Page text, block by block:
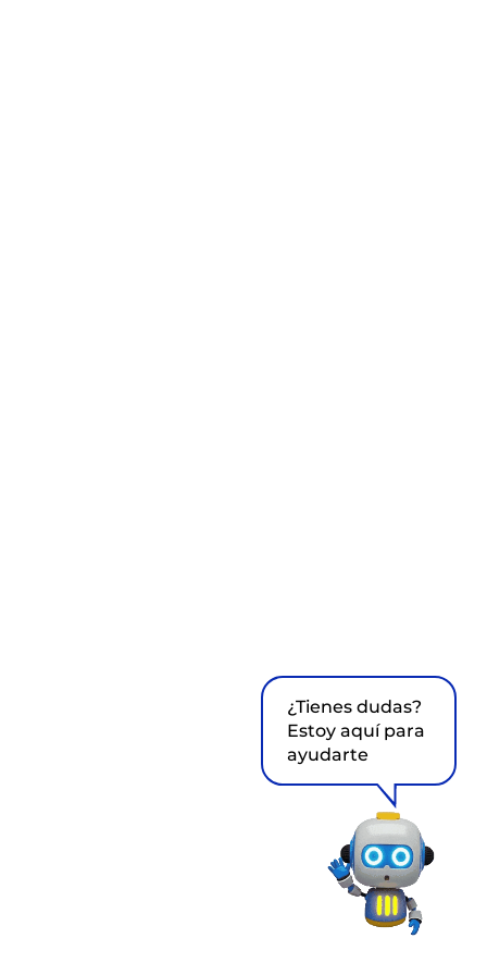
¿Tienes dudas?
Estoy aquí para
ayudarte